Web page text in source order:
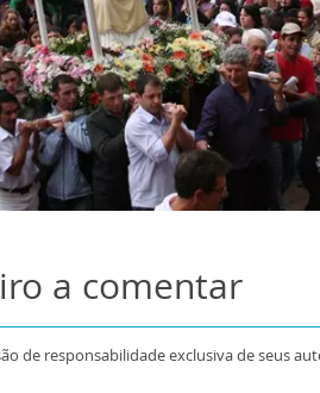
a comentar
de responsabilidade exclusiva de seus